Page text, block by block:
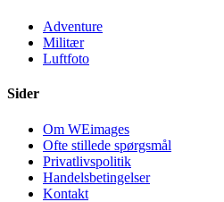
Adventure
Militær
Luftfoto
Sider
Om WEimages
Ofte stillede spørgsmål
Privatlivspolitik
Handelsbetingelser
Kontakt